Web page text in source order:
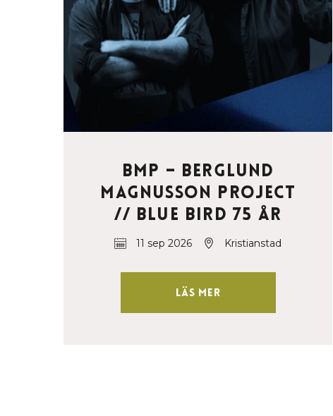
BMP – Berglund
Magnusson Project
// Blue Bird 75 år
11 sep 2026 Kristianstad
Läs mer